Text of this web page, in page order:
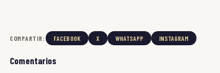
COMPARTIR: FACEBOOK X WHATSAPP INSTAGRAM
Comentarios